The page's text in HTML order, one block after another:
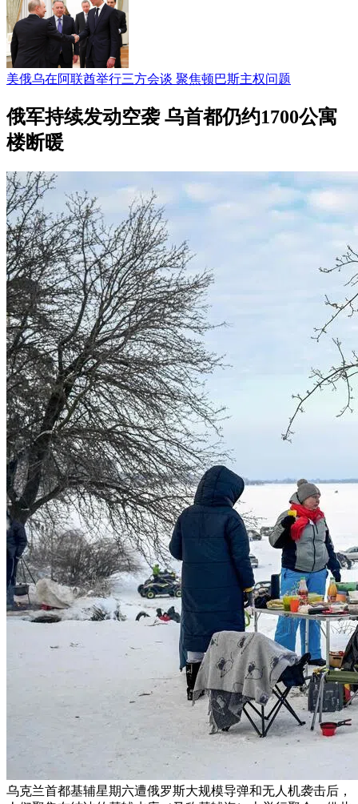
美俄乌在阿联酋举行三方会谈 聚焦顿巴斯主权问题
俄军持续发动空袭 乌首都仍约1700公寓
楼断暖
乌克兰首都基辅星期六遭俄罗斯大规模导弹和无人机袭击后，